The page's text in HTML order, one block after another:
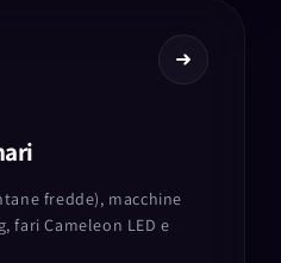
fredde), macchine
fari Cameleon LED e